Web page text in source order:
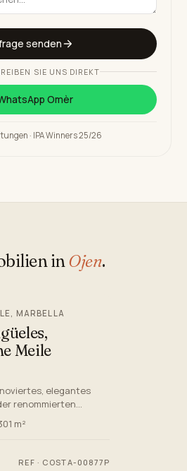
senden
SIE UNS DIREKT
Omèr
· IPA Winners 25/26
in Ojen.
MARBELLA
Meile
elegantes
renommierten
der renommierten
m²
REF · COSTA-00877P